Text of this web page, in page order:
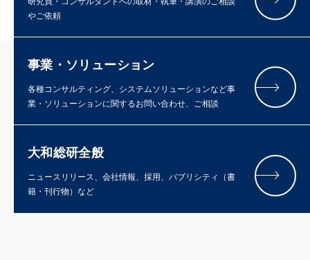
やご依頼
事業・ソリューション
各種コンサルティング、システムソリューションなど事
業・ソリューションに関するお問い合わせ、ご相談
大和総研全般
ニュースリリース、会社情報、採用、パブリシティ（書
籍・刊行物）など